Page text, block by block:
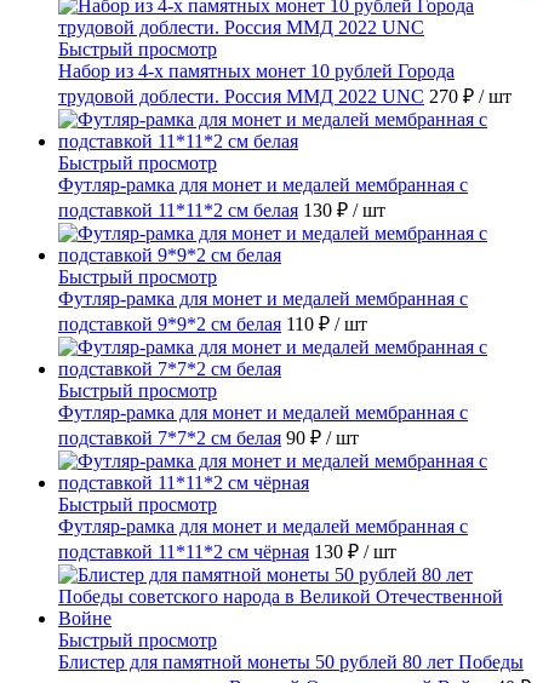
Быстрый просмотр
Набор из 4-х памятных монет 10 рублей Города
трудовой доблести. Россия ММД 2022 UNC 270 ₽ / шт
Быстрый просмотр
Футляр-рамка для монет и медалей мембранная с
подставкой 11*11*2 см белая 130 ₽ / шт
Быстрый просмотр
Футляр-рамка для монет и медалей мембранная с
подставкой 9*9*2 см белая 110 ₽ / шт
Быстрый просмотр
Футляр-рамка для монет и медалей мембранная с
подставкой 7*7*2 см белая 90 ₽ / шт
Быстрый просмотр
Футляр-рамка для монет и медалей мембранная с
подставкой 11*11*2 см чёрная 130 ₽ / шт
Быстрый просмотр
Блистер для памятной монеты 50 рублей 80 лет Победы